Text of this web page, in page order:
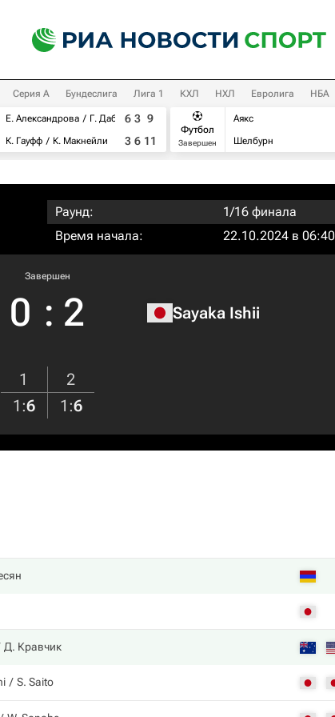
Серия А Бундеслига Лига 1 КХЛ НХЛ Евролига НБА
Е. Александрова
Г. Дабровски
К. Гауфф
К. Макнейли
6 3 9
3 6 11
Футбол
Завершен
Аякс
Шелбурн
Раунд:
1/16 финала
Время начала:
22.10.2024 в 06:40
Завершен
0 : 2 Sayaka Ishii
1
2
1 :6 1 :6
Д. Кравчик
S. Saito